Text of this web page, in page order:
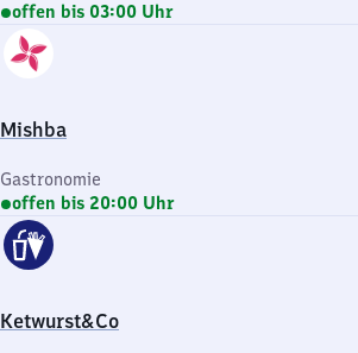
offen bis 03:00 Uhr
Mishba
Gastronomie
offen bis 20:00 Uhr
Ketwurst&Co